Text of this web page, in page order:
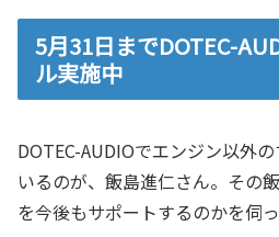
5月31日までDOTEC-
ル実施中
DOTEC-AUDIOでエンジン以外
いるのが、飯島進仁さん。その
を今後もサポートするのかを伺っ